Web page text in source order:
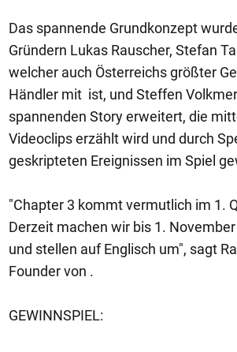
Das spannende Grundkonzept
Gründern Lukas Rauscher, Stefan
welcher auch Österreichs größter
Händler mit ist, und Steffen
spannenden Story erweitert, die
Videoclips erzählt wird und durch
geskripteten Ereignissen im Spiel
"Chapter 3 kommt vermutlich im 1.
Derzeit machen wir bis 1.
und stellen auf Englisch um", sagt
Founder von .
GEWINNSPIEL: